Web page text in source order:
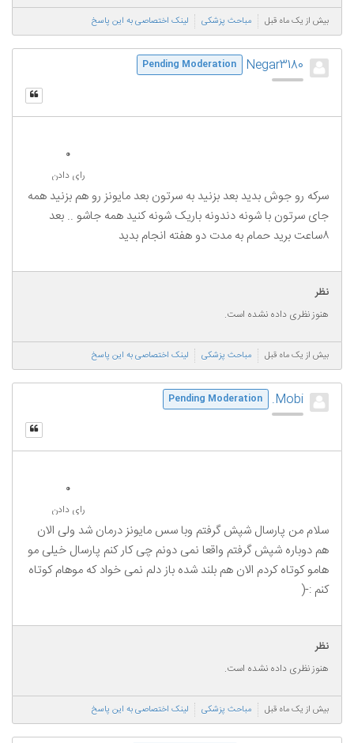
بیش از یک ماه قبل مباحث پزشکی لینک اختصاصی به این پاسخ
Negar3180
Pending Moderation
0
رای دادن
سرکه رو جوش بدید بعد بزنید به سرتون بعد مایونز رو هم بزنید همه
جای سرتون با شونه دندونه باریک شونه کنید همه جاشو .. بعد
۸ساعت برید حمام به مدت دو هفته انجام بدید
نظر
هنوز نظری داده نشده است.
بیش از یک ماه قبل مباحث پزشکی لینک اختصاصی به این پاسخ
Mobi.
Pending Moderation
0
رای دادن
سلام من پارسال شپش گرفتم وبا سس مایونز درمان شد ولی الان
هم دوباره شپش گرفتم واقعا نمی دونم چی کار کنم پارسال خیلی مو
هامو کوتاه کردم الان هم بلند شده باز دلم نمی خواد که موهام کوتاه
کنم :-(
نظر
هنوز نظری داده نشده است.
بیش از یک ماه قبل مباحث پزشکی لینک اختصاصی به این پاسخ